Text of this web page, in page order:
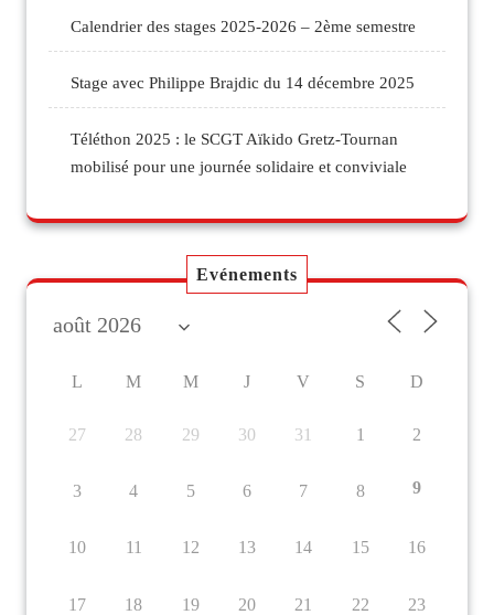
Calendrier des stages 2025-2026 – 2ème semestre
Stage avec Philippe Brajdic du 14 décembre 2025
Téléthon 2025 : le SCGT Aïkido Gretz-Tournan
mobilisé pour une journée solidaire et conviviale
Evénements
L M M J V S D
27 28 29 30 31 1 2
3 4 5 6 7 8 9
10 11 12 13 14 15 16
17 18 19 20 21 22 23